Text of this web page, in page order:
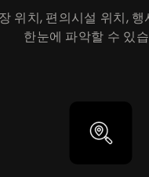
위치, 편의시설 위치,
한눈에 파악할 수 있